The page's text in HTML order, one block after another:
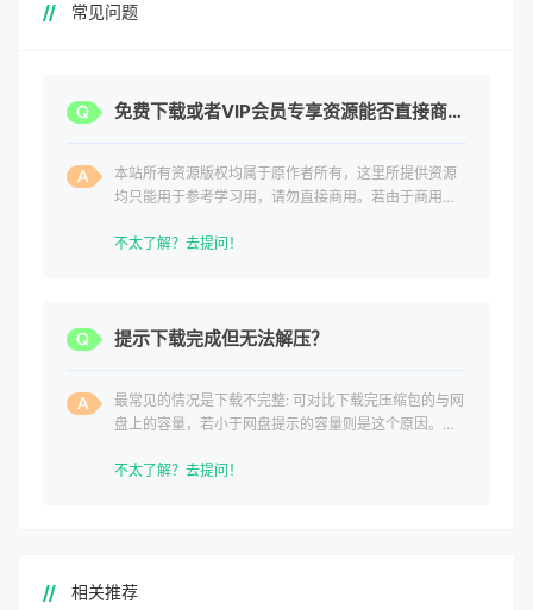
常见问题
免费下载或者VIP会员专享资源能否直接商用？
本站所有资源版权均属于原作者所有，这里所提供资源
均只能用于参考学习用，请勿直接商用。若由于商用引
不太了解？去提问！
提示下载完成但无法解压？
最常见的情况是下载不完整: 可对比下载完压缩包的与网
盘上的容量，若小于网盘提示的容量则是这个原因。这
不太了解？去提问！
相关推荐